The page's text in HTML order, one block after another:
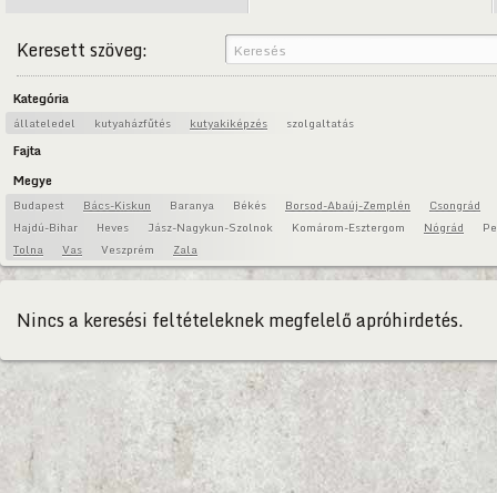
Keresett szöveg:
Kategória
állateledel kutyaházfűtés kutyakiképzés szolgaltatás
Fajta
Megye
Budapest Bács-Kiskun Baranya Békés Borsod-Abaúj-Zemplén
Csongrád
Hajdú-Bihar
Heves Jász-Nagykun-Szolnok Komárom-Esztergom Nógrád
Tolna
Vas Veszprém Zala
Nincs a keresési feltételeknek megfelelő apróhirdetés.